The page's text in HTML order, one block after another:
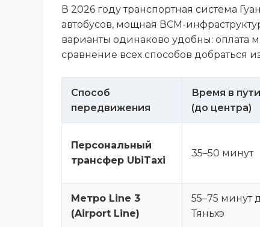
В 2026 году транспортная система
автобусов, мощная ВСМ-
варианты одинаково удобны: оплата
сравнение всех способов добраться
Способ
передвижения
Время в пути
(до центра)
Персональный
трансфер UbiTaxi
35–50 минут
Метро Line 3
(Airport Line)
55–75 минут
Тяньхэ